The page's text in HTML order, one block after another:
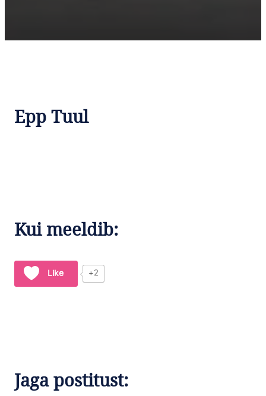
Epp Tuul
Kui meeldib:
Like +2
Jaga postitust: